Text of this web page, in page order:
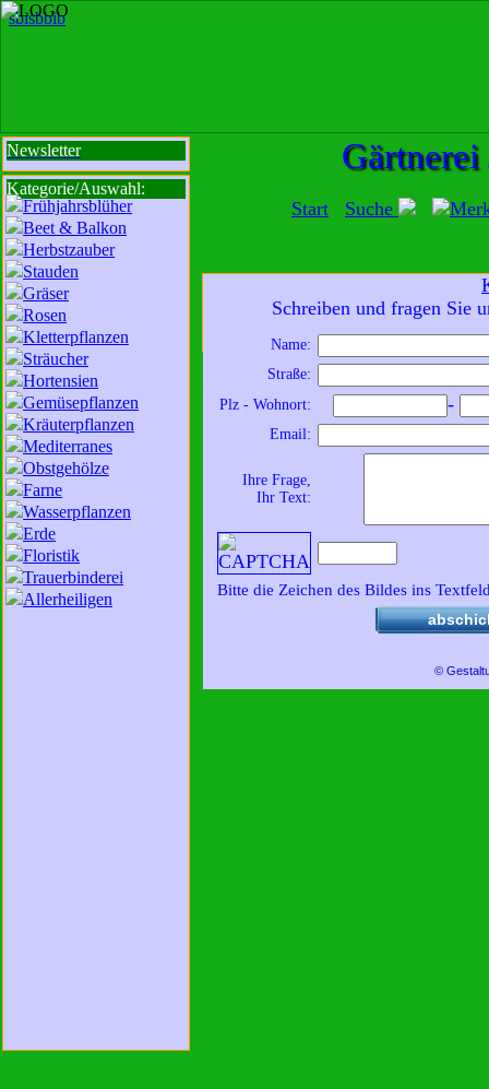
sbisbbib
Start Suche
Gärtnerei
Newsletter
Kategorie/Auswahl:
Frühjahrsblüher
Beet & Balkon
Herbstzauber
Stauden
Gräser
Rosen
Kletterpflanzen
Sträucher
Hortensien
Gemüsepflanzen
Kräuterpflanzen
Mediterranes
Obstgehölze
Farne
Wasserpflanzen
Erde
Floristik
Trauerbinderei
Allerheiligen
Wir sind für Sie da:
Mo - Fr: 8 - 18 Uhr
Sa: 8 - 13 Uhr
und freuen uns auf
Ihren Besuch.
Schreiben und fragen Sie
Name:
Straße:
Plz - Wohnort:
-
Email:
Ihre Frage,
Ihr Text:
Bitte die Zeichen des Bildes ins
©
Mit der Nutzung unserer Dienste
zur